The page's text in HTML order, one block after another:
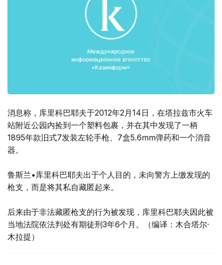
消息称，库里科巴耶夫于2012年2月14日，在塔拉兹市火车
站附近公园内捡到一个塑料包裹，并在其中发现了一柄
1895年款旧式7发装左轮手枪、7盒5.6mm弹药和一个消音
器。
鲁斯兰•库里科巴耶夫出于个人目的，未向警方上缴发现的
枪支，而是将其私自藏匿起来。
后来由于非法藏匿枪支的行为被发现，库里科巴耶夫因此被
当地法院依法判处有期徒刑3年6个月。（编译：木合塔尔·
木拉提）